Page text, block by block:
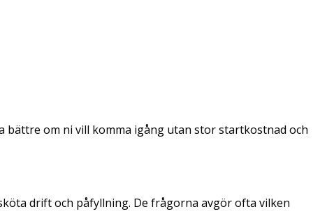
bättre om ni vill komma igång utan stor startkostnad och
drift och påfyllning. De frågorna avgör ofta vilken